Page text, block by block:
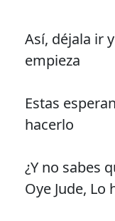
Así, déjala ir
empieza
Estas
hacerlo
¿Y no sabes
Oye Jude, Lo